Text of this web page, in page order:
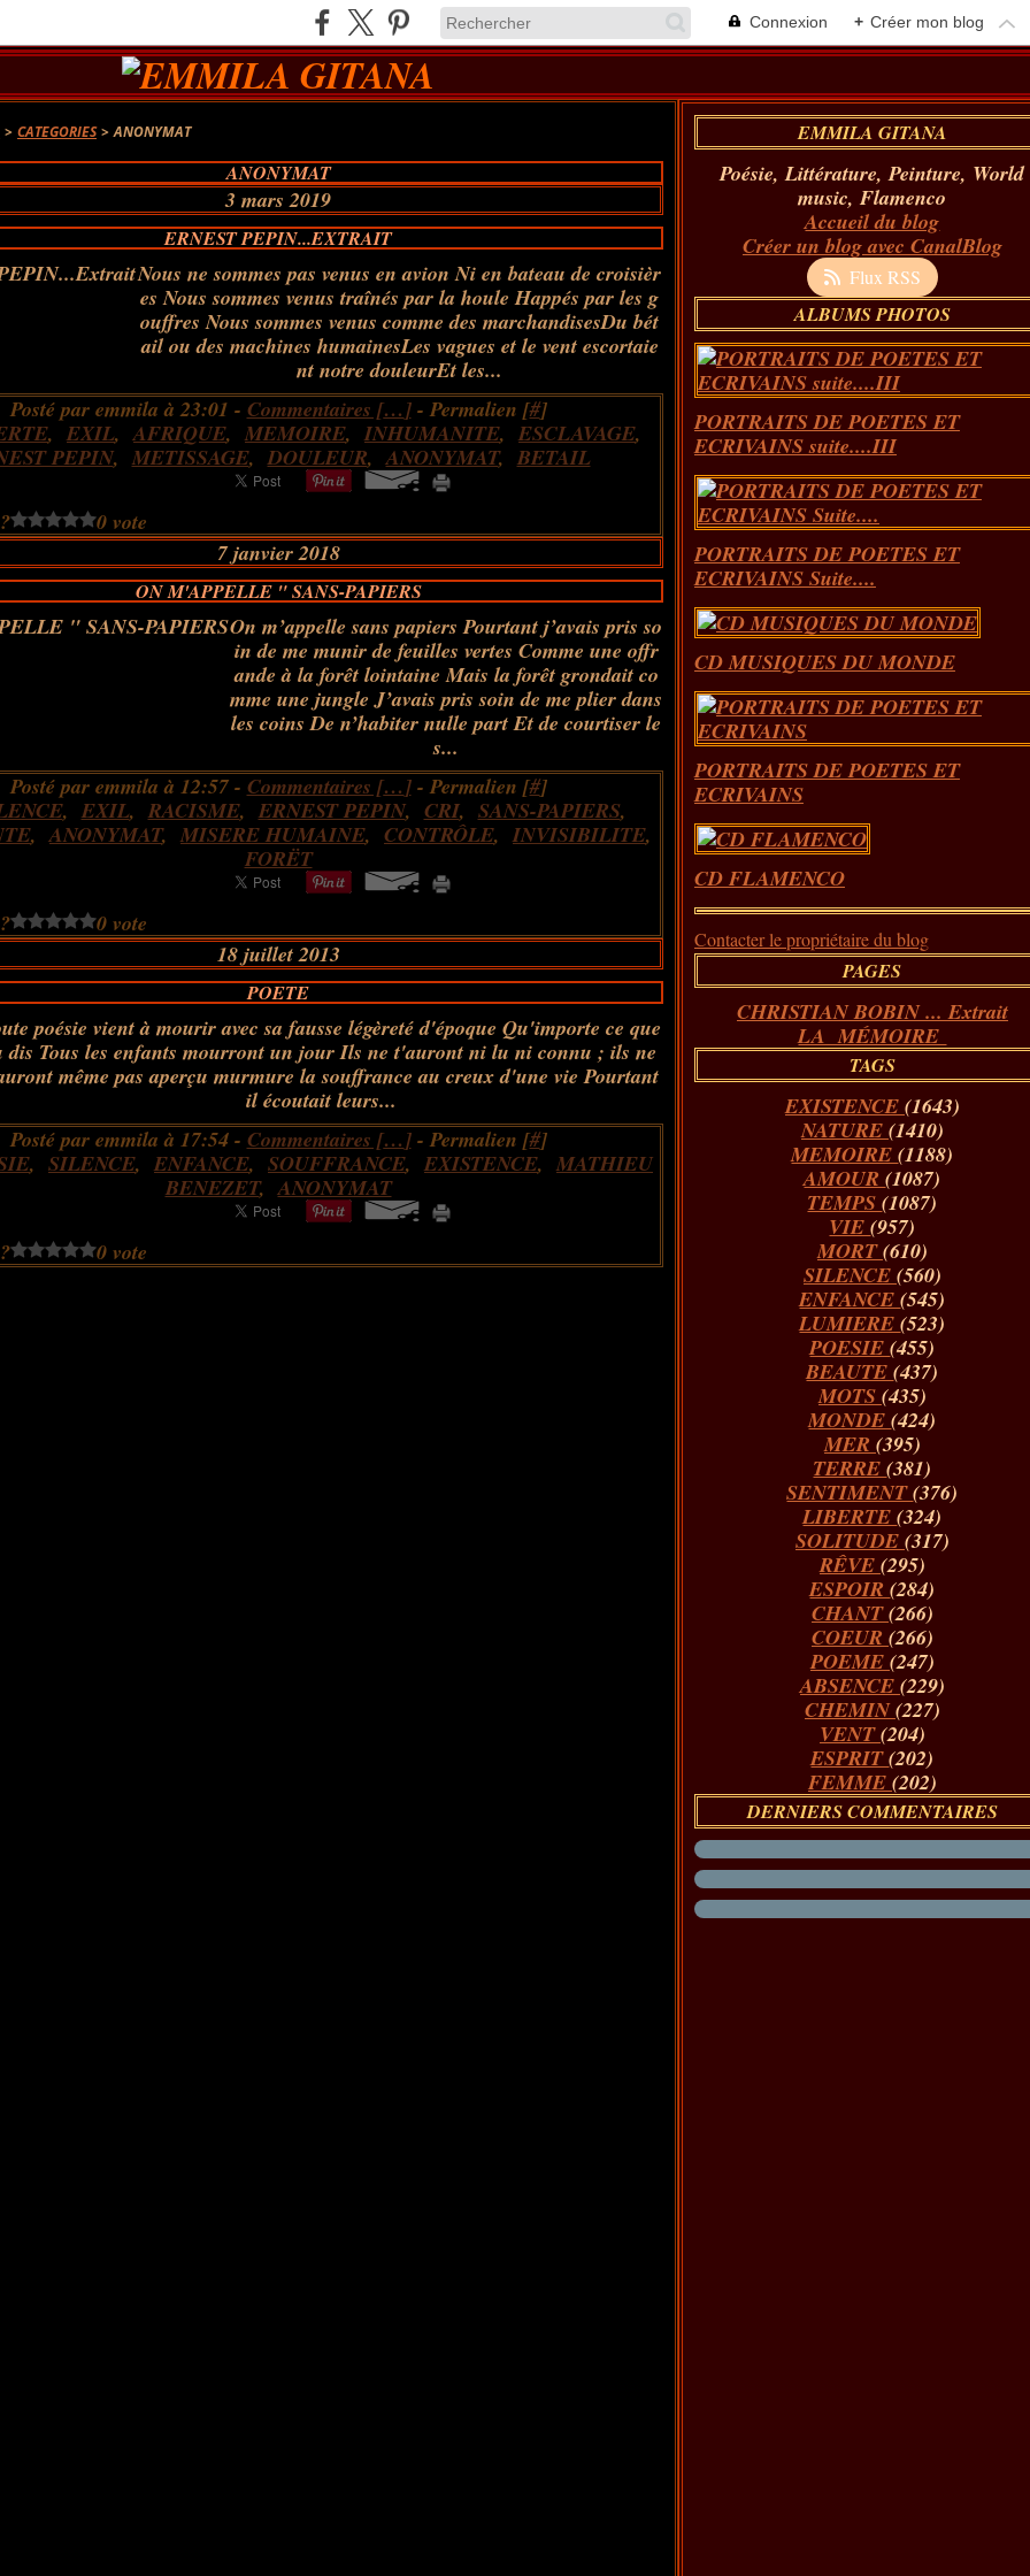
Connexion + Créer mon blog
> CATEGORIES > ANONYMAT
ANONYMAT
3 mars 2019
ERNEST PEPIN...EXTRAIT
Nous ne sommes pas venus en avion Ni en bateau de croisièr
es Nous sommes venus traînés par la houle Happés par les g
ouffres Nous sommes venus comme des marchandisesDu bét
ail ou des machines humainesLes vagues et le vent escortaie
nt notre douleurEt les...
Posté par emmila à 23:01 - Commentaires […]- Permalien [#]
, EXIL,AFRIQUE, MEMOIRE,INHUMANITE, ESCLAVAGE,
PEPIN, METISSAGE,DOULEUR,ANONYMAT, BETAIL
0 vote
7 janvier 2018
ON M'APPELLE " SANS-PAPIERS
On m’appelle sans papiers Pourtant j’avais pris so
in de me munir de feuilles vertes Comme une offr
ande à la forêt lointaine Mais la forêt grondait co
mme une jungle J’avais pris soin de me plier dans
les coins De n’habiter nulle part Et de courtiser le
s...
Posté par emmila à 12:57 - Commentaires […]- Permalien [#]
, EXIL, RACISME, ERNEST PEPIN, CRI, SANS-PAPIERS,
,ANONYMAT, MISERE HUMAINE, CONTRÔLE,INVISIBILITE,
FORËT
0 vote
18 juillet 2013
POETE
poésie vient à mourir avec sa fausse légèreté d'époque Qu'importe ce que
dis Tous les enfants mourront un jour Ils ne t'auront ni lu ni connu ; ils ne
même pas aperçu murmure la souffrance au creux d'une vie Pourtant
il écoutait leurs...
Posté par emmila à 17:54 - Commentaires […]- Permalien [#]
, SILENCE, ENFANCE, SOUFFRANCE, EXISTENCE, MATHIEU
BENEZET,ANONYMAT
0 vote
EMMILA GITANA
Poésie, Littérature, Peinture, World
music, Flamenco
Accueil du blog
Créer un blog avec CanalBlog
Flux RSS
ALBUMS PHOTOS
PORTRAITS DE POETES ET
ECRIVAINS suite....III
PORTRAITS DE POETES ET
ECRIVAINS Suite....
CD MUSIQUES DU MONDE
PORTRAITS DE POETES ET
ECRIVAINS
CD FLAMENCO
Contacter le propriétaire du blog
PAGES
CHRISTIAN BOBIN ... Extrait
LA MÉMOIRE
TAGS
EXISTENCE (1643)
NATURE (1410)
MEMOIRE(1188)
AMOUR(1087)
TEMPS(1087)
VIE(957)
MORT(610)
SILENCE (560)
ENFANCE(545)
LUMIERE(523)
POESIE(455)
BEAUTE(437)
MOTS (435)
MONDE(424)
MER (395)
TERRE(381)
SENTIMENT(376)
LIBERTE(324)
SOLITUDE (317)
RÊVE (295)
ESPOIR(284)
CHANT(266)
COEUR (266)
POEME (247)
ABSENCE (229)
CHEMIN(227)
VENT(204)
ESPRIT(202)
FEMME (202)
DERNIERS COMMENTAIRES